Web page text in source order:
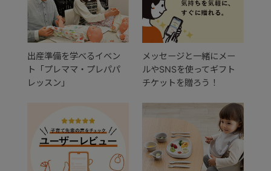
出産準備を学べるイベン
ト「プレママ・プレパパ
レッスン」
メッセージと一緒にメー
ルやSNSを使ってギフト
チケットを贈ろう！